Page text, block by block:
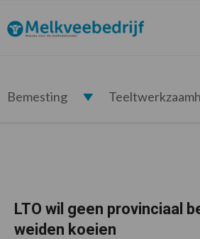
de
hoofdnavigatie
de
hoofd
de
eerste
de
voettekst
Melkveebedrijf.nl
Bemesting
LTO wil geen provinciaal
weiden koeien